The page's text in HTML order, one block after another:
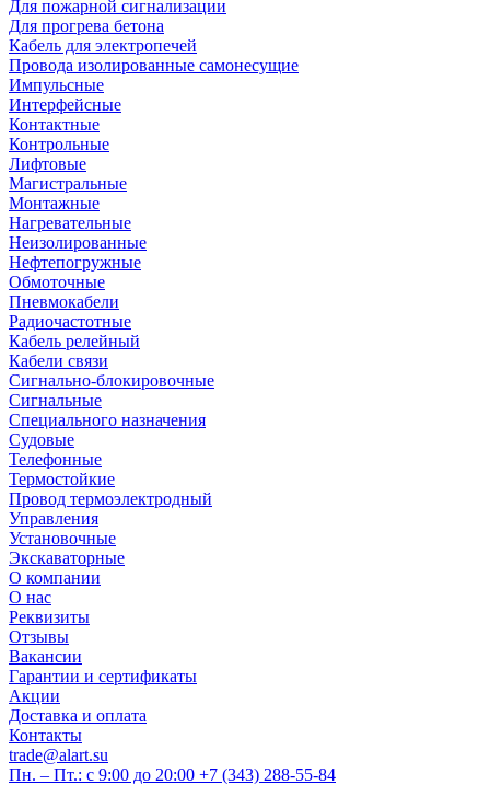
Для пожарной сигнализации
Для прогрева бетона
Кабель для электропечей
Провода изолированные самонесущие
Импульсные
Интерфейсные
Контактные
Контрольные
Лифтовые
Магистральные
Монтажные
Нагревательные
Неизолированные
Нефтепогружные
Обмоточные
Пневмокабели
Радиочастотные
Кабель релейный
Кабели связи
Сигнально-блокировочные
Сигнальные
Специального назначения
Судовые
Телефонные
Термостойкие
Провод термоэлектродный
Управления
Установочные
Экскаваторные
О компании
О нас
Реквизиты
Отзывы
Вакансии
Гарантии и сертификаты
Акции
Доставка и оплата
Контакты
trade@alart.su
Пн. – Пт.: с 9:00 до 20:00 +7 (343) 288-55-84